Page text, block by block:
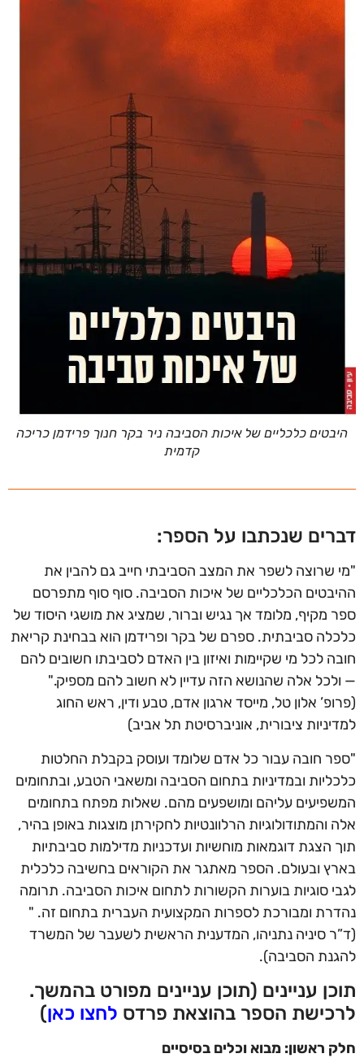
היבטים כלכליים של איכות הסביבה ניר בקר חנוך פרידמן כריכה
קדמית
דברים שנכתבו על הספר:
"מי שרוצה לשפר את המצב הסביבתי חייב גם להבין את
ההיבטים הכלכליים של איכות הסביבה. סוף סוף מתפרסם
ספר מקיף, מלומד אך נגיש וברור, שמציג את מושגי היסוד של
כלכלה סביבתית. ספרם של בקר ופרידמן הוא בבחינת קריאת
חובה לכל מי שקיימות ואיזון בין האדם לסביבתו חשובים להם
— ולכל אלה שהנושא הזה עדיין לא חשוב להם מספיק."
(פרופ’ אלון טל, מייסד ארגון אדם, טבע ודין, ראש החוג
למדיניות ציבורית, אוניברסיטת תל אביב)
"ספר חובה עבור כל אדם שלומד ועוסק בקבלת החלטות
כלכליות ובמדיניות בתחום הסביבה ומשאבי הטבע, ובתחומים
המשפיעים עליהם ומושפעים מהם. שאלות מפתח בתחומים
אלה והמתודולוגיות הרלוונטיות לחקירתן מוצגות באופן בהיר,
תוך הצגת דוגמאות מוחשיות ועדכניות מדילמות סביבתיות
בארץ ובעולם. הספר מאתגר את הקוראים בחשיבה כלכלית
לגבי סוגיות בוערות הקשורות לתחום איכות הסביבה. תרומה
נהדרת ומבורכת לספרות המקצועית העברית בתחום זה. "
(ד”ר סיניה נתניהו, המדענית הראשית לשעבר של המשרד
להגנת הסביבה).
תוכן עניינים (תוכן עניינים מפורט בהמשך.
לרכישת הספר בהוצאת פרדס לחצו כאן)
חלק ראשון: מבוא וכלים בסיסיים